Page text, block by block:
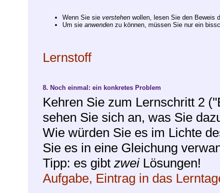
Wenn Sie sie verstehenwollen, lesen Sie den Beweis
Um sie anwendenzu können, müssen Sie nur ein
Lernstoff
8. Noch einmal: ein konkretes Problem
Kehren Sie zum Lernschritt 2
sehen Sie sich an, was Sie
Wie würden Sie es im Lichte
Sie es in eine Gleichung
Tipp: es gibt zweiLösungen!
Aufgabe, Eintrag in das